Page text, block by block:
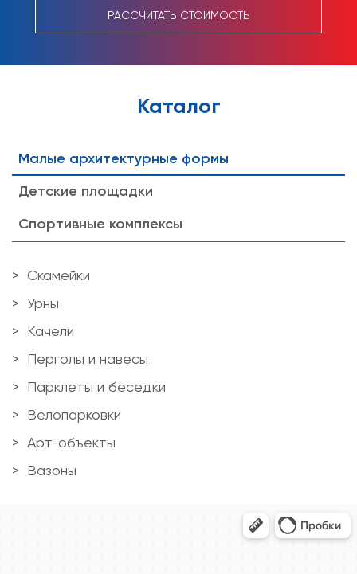
РАССЧИТАТЬ СТОИМОСТЬ
Каталог
Малые архитектурные формы
Детские площадки
Спортивные комплексы
Скамейки
Урны
Качели
Перголы и навесы
Парклеты и беседки
Велопарковки
Арт-объекты
Вазоны